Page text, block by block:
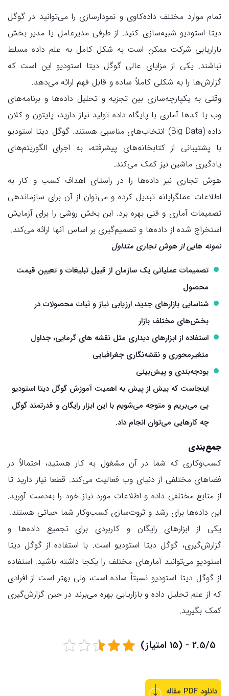
تمام موارد مختلف داده‌کاوی و نمودارسازی را می‌توانید در گوگل
دیتا استودیو شبیه‌سازی کنید. از طرفی مدیرعامل یا مدیر بخش
بازاریابی شرکت ممکن است به شکل کامل به علم داده مسلط
نباشند. یکی از مزایای عالی گوگل دیتا استودیو این است که
گزارش‌ها را به شکلی کاملاً ساده و قابل فهم ارائه می‌دهد.
وقتی به یکپارچه‌سازی بین تجزیه و تحلیل داده‌ها و برنامه‌های
وب یا کدها آماری با پایگاه داده تولید نیاز دارید، پایتون و کلان
داده (Big Data) انتخاب‌های مناسبی هستند. گوگل دیتا استودیو
با پشتیبانی از کتابخانه‌های پیشرفته، به اجرای الگوریتم‌های
یادگیری ماشین نیز کمک می‌کند.
هوش تجاری نیز داده‌ها را در راستای اهداف کسب و کار به
اطلاعات عملگرایانه تبدیل کرده و می‌توان از آن برای سازماندهی
تصمیمات آماری و فنی بهره برد. این بخش روشی را برای آزمایش
استخراج شده از داده‌ها و تصمیم‌گیری بر اساس آنها ارائه می‌کند.
نمونه هایی از هوش تجاری متداول
تصمیمات عملیاتی یک سازمان از قبیل تبلیغات و تعیین قیمت
محصول
شناسایی بازارهای جدید، ارزیابی نیاز و ثبات محصولات در
بخش‌های مختلف بازار
استفاده از ابزارهای دیداری مثل نقشه های گرمایی، جداول
متغیرمحوری و نقشه‌نگاری جغرافیایی
بودجه‌بندی و پیش‌بینی
اینجاست که بیش از پیش به اهمیت آموزش گوگل دیتا استودیو
پی می‌بریم و متوجه می‌شویم با این ابزار رایگان و قدرتمند گوگل
چه کارهایی می‌توان انجام داد.
جمع‌بندی
کسب‌وکاری که شما در آن مشغول به کار هستید، احتمالاً در
فضاهای مختلفی از دنیای وب فعالیت می‌کند. قطعا نیاز دارید تا
از منابع مختلفی داده‌ و اطلاعات مورد نیاز خود را به‌دست آورید.
این داده‌ها برای رشد و ثروت‌سازی کسب‌وکار شما حیاتی هستند.
یکی از ابزارهای رایگان و کاربردی برای تجمیع داده‌ها و
گزارش‌گیری، گوگل دیتا استودیو است. با استفاده از گوگل دیتا
استودیو می‌توانید آمارهای مختلف را یکجا داشته باشید. استفاده
از گوگل دیتا استودیو نسبتاً ساده است، ولی بهتر است از افرادی
که از علم تحلیل داده و بازاریابی بهره ‌می‌برند در حین گزارش‌گیری
کمک بگیرید.
2.5/5 - (15 امتیاز)
دانلود PDF مقاله